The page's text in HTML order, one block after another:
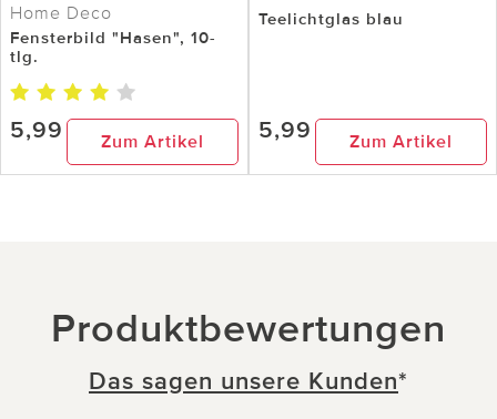
Home Deco
Fensterbild "Hasen", 10-
tlg.
5,99 Zum Artikel
Teelichtglas blau
5,99 Zum Artikel
Produktbewertungen
Das sagen unsere Kunden*